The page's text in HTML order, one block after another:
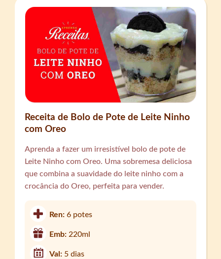
Receita de Bolo de Pote de Leite Ninho
com Oreo
Aprenda a fazer um irresistível bolo de pote de
Leite Ninho com Oreo. Uma sobremesa deliciosa
que combina a suavidade do leite ninho com a
crocância do Oreo, perfeita para vender.
Ren:6 potes
Emb:220ml
Val: 5 dias